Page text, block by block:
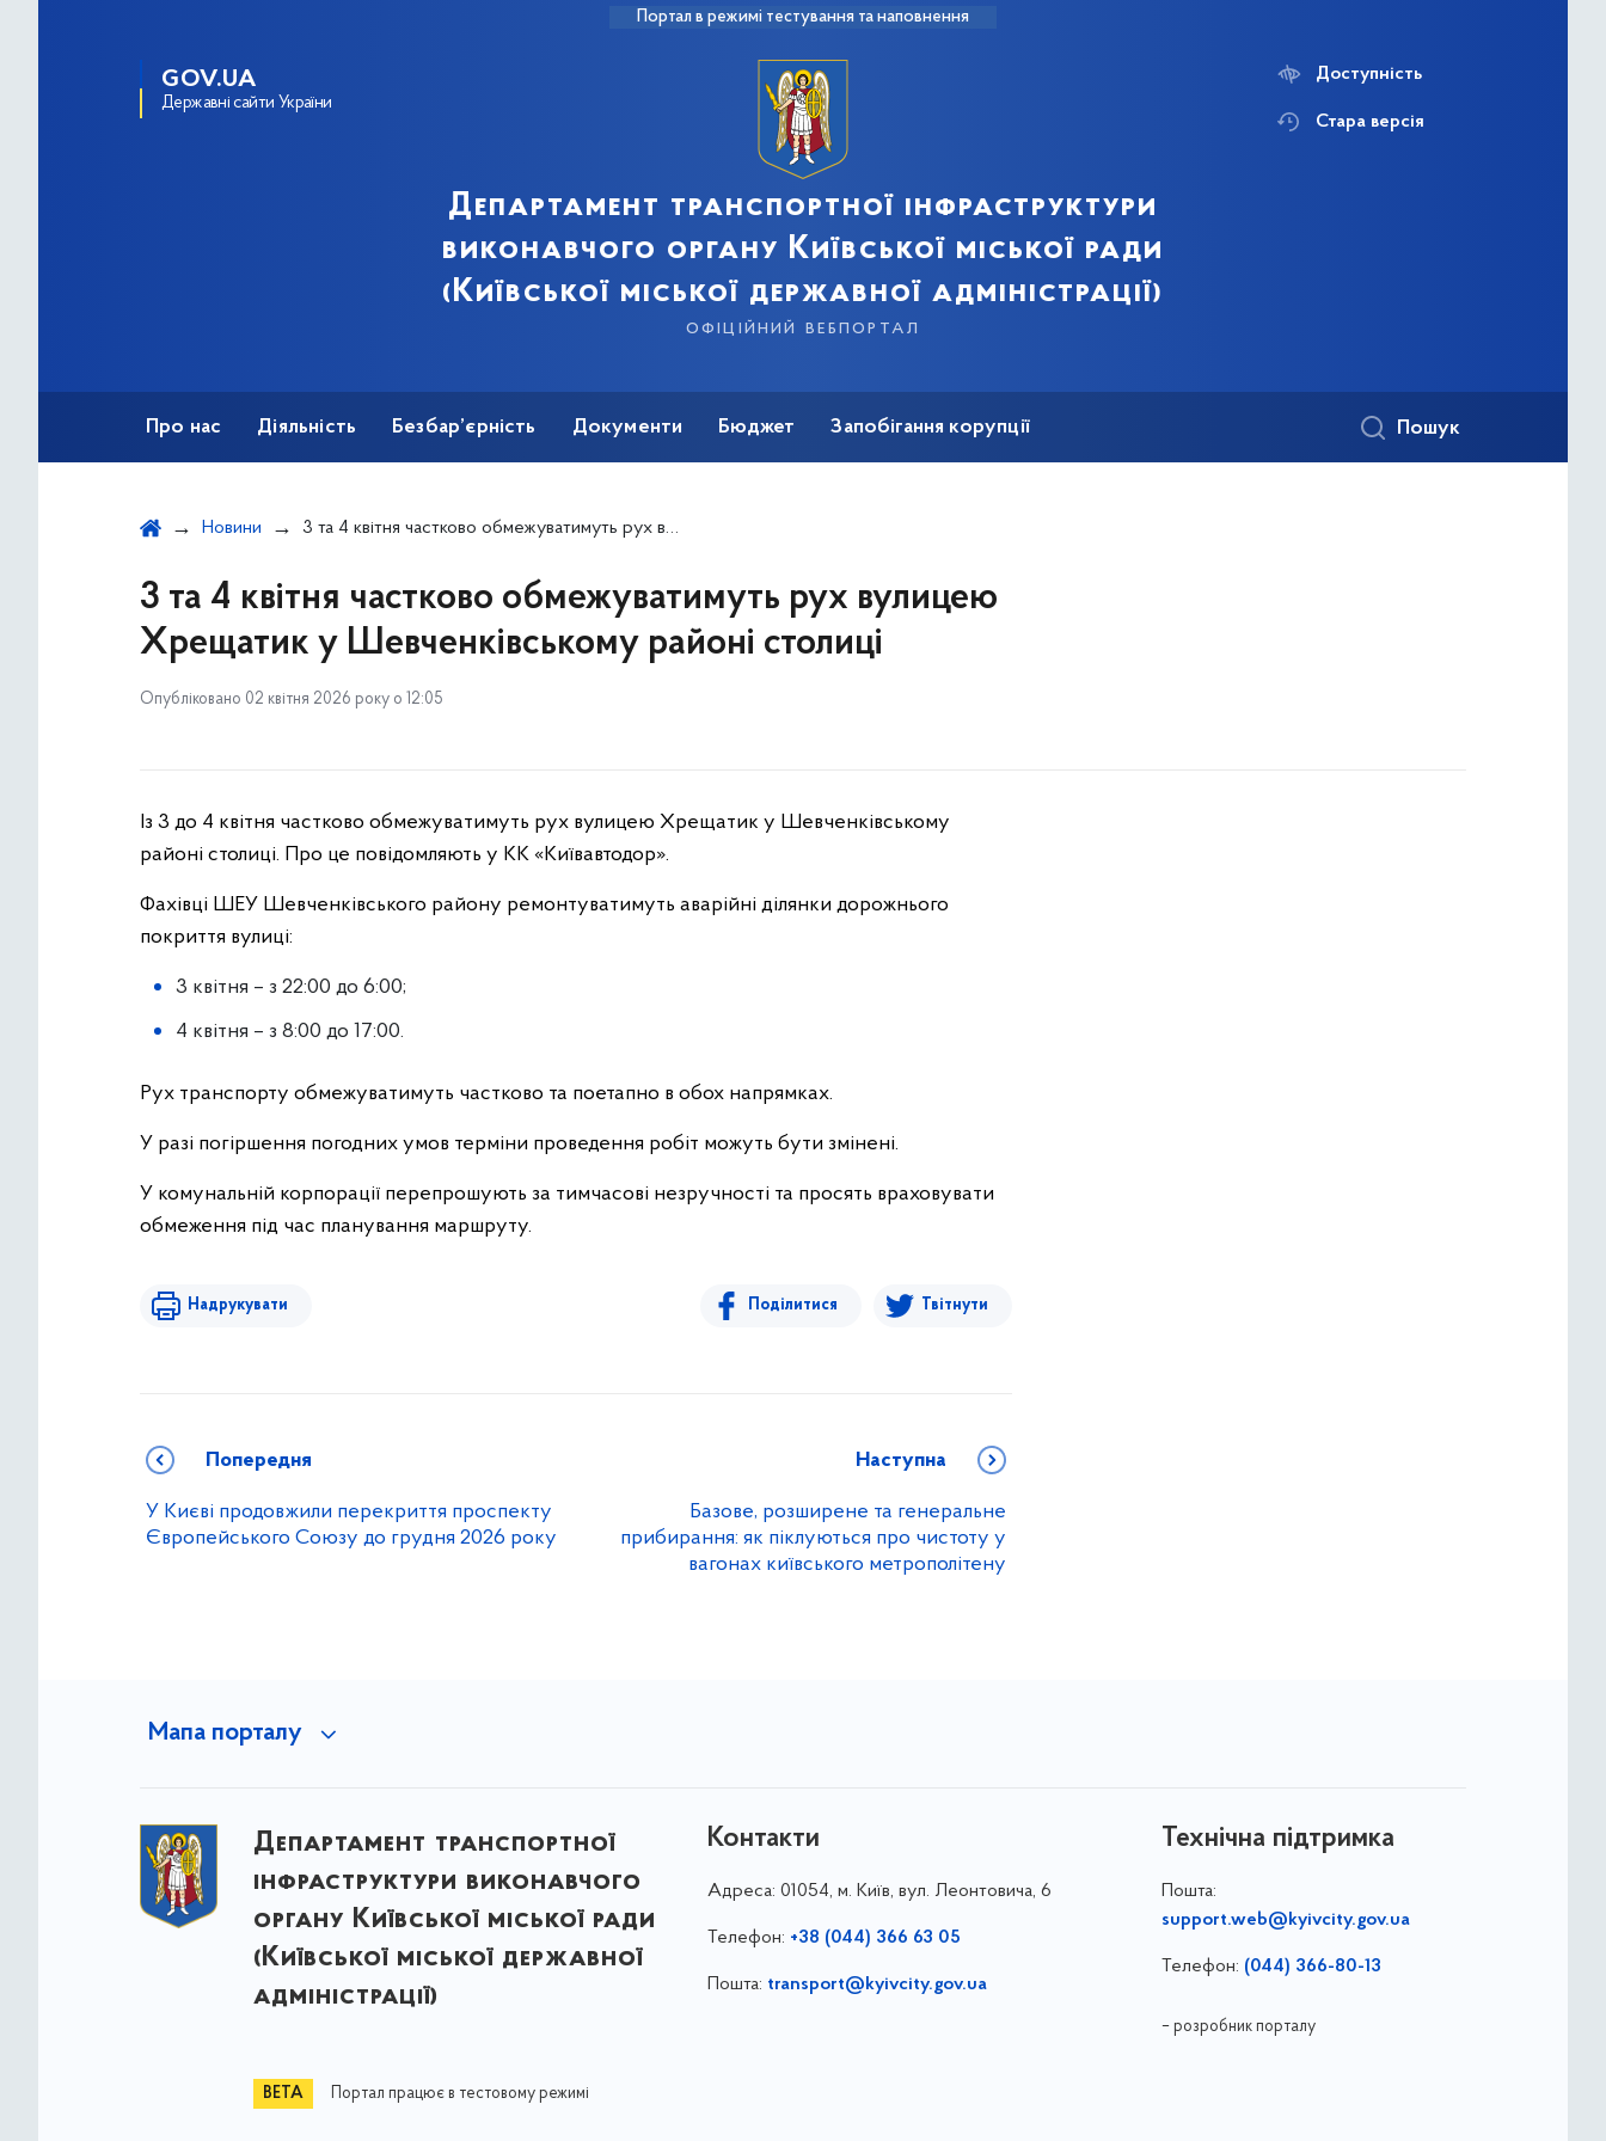
Портал в режимі тестування та наповнення
GOV.UA
Державні сайти України
Департамент транспортної інфраструктури
виконавчого органу Київської міської ради
(Київської міської державної адміністрації)
офіційний вебпортал
Доступність
Стара версія
Про нас Діяльність Безбар’єрність Документи Бюджет Запобігання корупції Пошук
Новини 3 та 4 квітня частково обмежуватимуть рух вулицею Хрещатик у Шевченківському районі столиці
3 та 4 квітня частково обмежуватимуть рух вулицею
Хрещатик у Шевченківському районі столиці
Опубліковано 02 квітня 2026 року о 12:05
Із 3 до 4 квітня частково обмежуватимуть рух вулицею Хрещатик у Шевченківському
районі столиці. Про це повідомляють у КК «Київавтодор».
Фахівці ШЕУ Шевченківського району ремонтуватимуть аварійні ділянки дорожнього
покриття вулиці:
3 квітня – з 22:00 до 6:00;
4 квітня – з 8:00 до 17:00.
Рух транспорту обмежуватимуть частково та поетапно в обох напрямках.
У разі погіршення погодних умов терміни проведення робіт можуть бути змінені.
У комунальній корпорації перепрошують за тимчасові незручності та просять враховувати
обмеження під час планування маршруту.
Надрукувати Поділитися Твітнути
Попередня
У Києві продовжили перекриття проспекту
Європейського Союзу до грудня 2026 року
Наступна
Базове, розширене та генеральне
прибирання: як піклуються про чистоту у
вагонах київського метрополітену
Мапа порталу
Департамент транспортної
інфраструктури виконавчого
органу Київської міської ради
(Київської міської державної
адміністрації)
Портал працює в тестовому режимі
Контакти
Адреса: 01054, м. Київ, вул. Леонтовича, 6
Телефон: +38 (044) 366 63 05
Пошта: transport@kyivcity.gov.ua
Технічна підтримка
Пошта:
support.web@kyivcity.gov.ua
Телефон: (044) 366-80-13
– розробник порталу